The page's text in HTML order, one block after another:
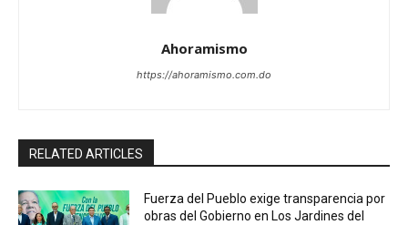
Ahoramismo
https://ahoramismo.com.do
RELATED ARTICLES
Fuerza del Pueblo exige transparencia por
obras del Gobierno en Los Jardines del